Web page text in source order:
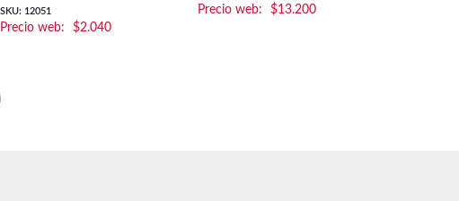
SKU: 12051
$2.040
$13.200